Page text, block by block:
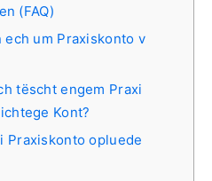
(FAQ)
ech um Praxiskonto v
tëscht engem Praxi
Kont?
Praxiskonto opluede